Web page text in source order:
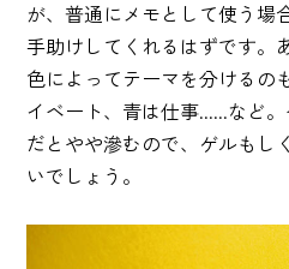
が、普通にメモとして使う場
手助けしてくれるはずです。
色によってテーマを分けるの
イベート、青は仕事......など
だとやや滲むので、ゲルもし
いでしょう。